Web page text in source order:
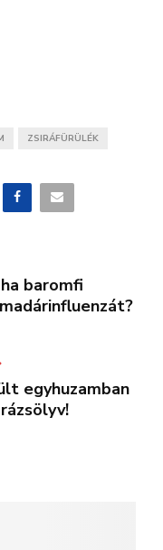
ZSIRÁFÜRÜLÉK
baromfi
egyhuzamban